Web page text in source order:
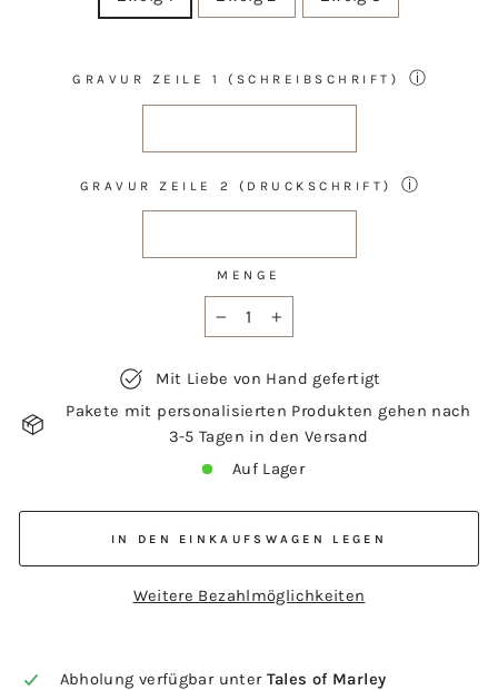
GRAVUR ZEILE 1 (SCHREIBSCHRIFT) ⓘ
GRAVUR ZEILE 2 (DRUCKSCHRIFT) ⓘ
MENGE
Mit Liebe von Hand gefertigt
Pakete mit personalisierten Produkten gehen nach
3-5 Tagen in den Versand
Auf Lager
IN DEN EINKAUFSWAGEN LEGEN
Weitere Bezahlmöglichkeiten
Abholung verfügbar unter Tales of Marley